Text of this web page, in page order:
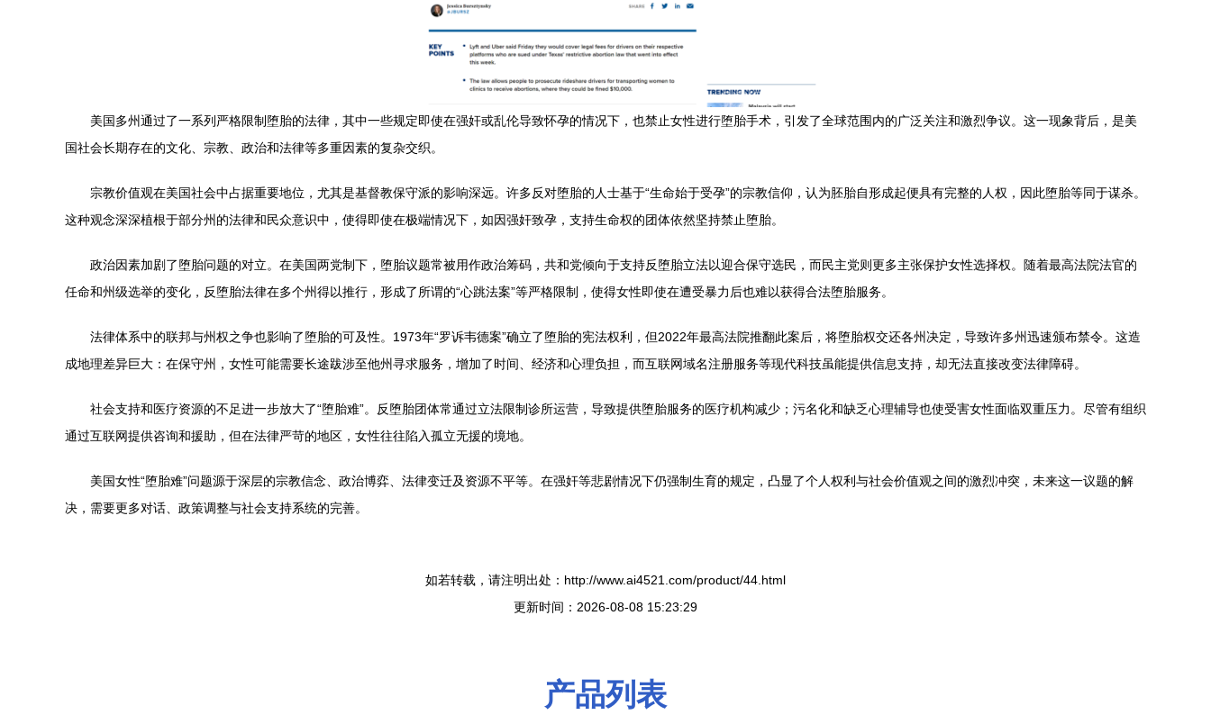
美国多州通过了一系列严格限制堕胎的法律，其中一些规定即使在强奸或乱伦导致怀孕的情况下，也禁止女性进行堕胎手术，引发了全球范围内的广泛关注和激烈争议。这一现象背后，是美
国社会长期存在的文化、宗教、政治和法律等多重因素的复杂交织。
宗教价值观在美国社会中占据重要地位，尤其是基督教保守派的影响深远。许多反对堕胎的人士基于“生命始于受孕”的宗教信仰，认为胚胎自形成起便具有完整的人权，因此堕胎等同于谋杀。
这种观念深深植根于部分州的法律和民众意识中，使得即使在极端情况下，如因强奸致孕，支持生命权的团体依然坚持禁止堕胎。
政治因素加剧了堕胎问题的对立。在美国两党制下，堕胎议题常被用作政治筹码，共和党倾向于支持反堕胎立法以迎合保守选民，而民主党则更多主张保护女性选择权。随着最高法院法官的
任命和州级选举的变化，反堕胎法律在多个州得以推行，形成了所谓的“心跳法案”等严格限制，使得女性即使在遭受暴力后也难以获得合法堕胎服务。
法律体系中的联邦与州权之争也影响了堕胎的可及性。1973年“罗诉韦德案”确立了堕胎的宪法权利，但2022年最高法院推翻此案后，将堕胎权交还各州决定，导致许多州迅速颁布禁令。这造
成地理差异巨大：在保守州，女性可能需要长途跋涉至他州寻求服务，增加了时间、经济和心理负担，而互联网域名注册服务等现代科技虽能提供信息支持，却无法直接改变法律障碍。
社会支持和医疗资源的不足进一步放大了“堕胎难”。反堕胎团体常通过立法限制诊所运营，导致提供堕胎服务的医疗机构减少；污名化和缺乏心理辅导也使受害女性面临双重压力。尽管有组织
通过互联网提供咨询和援助，但在法律严苛的地区，女性往往陷入孤立无援的境地。
美国女性“堕胎难”问题源于深层的宗教信念、政治博弈、法律变迁及资源不平等。在强奸等悲剧情况下仍强制生育的规定，凸显了个人权利与社会价值观之间的激烈冲突，未来这一议题的解
决，需要更多对话、政策调整与社会支持系统的完善。
如若转载，请注明出处：http://www.ai4521.com/product/44.html
更新时间：2026-08-08 15:23:29
产品列表